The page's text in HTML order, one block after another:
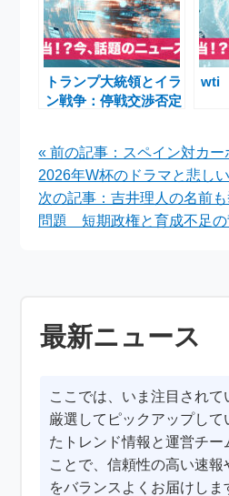
トランプ大統領とイラ
ン戦争：停戦交渉否定
wti
« 前の記事：スペイン対カー
2026年W杯のドラマと悲し
次の記事：吉井理人の名前
問題 短期政権と育成不足の
最新ニュース
ここでは、いま注目され
厳選してピックアップして
たトレンド情報と運営チー
ことで、信頼性の高い速報
をバランスよくお届けしま